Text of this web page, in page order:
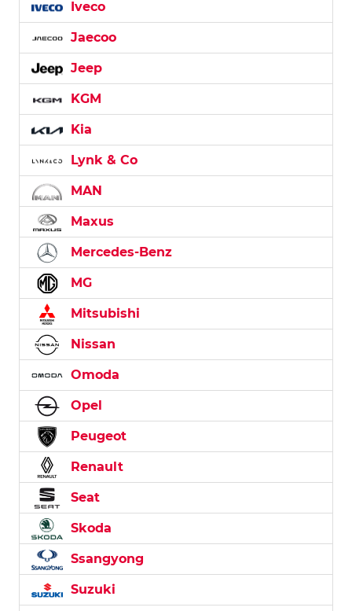
Iveco
Jaecoo
Jeep
KGM
Kia
Lynk & Co
MAN
Maxus
Mercedes-Benz
MG
Mitsubishi
Nissan
Omoda
Opel
Peugeot
Renault
Seat
Skoda
Ssangyong
Suzuki